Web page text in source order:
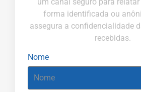
um canal seguro para
forma identificada ou
assegura a confidencialidade
recebidas.
Nome